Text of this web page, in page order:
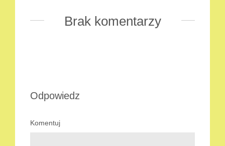
Brak komentarzy
Odpowiedz
Komentuj